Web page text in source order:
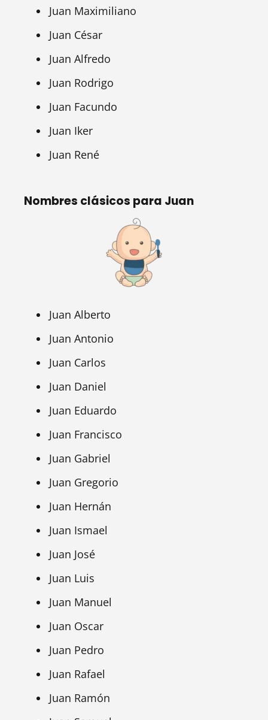
Juan Maximiliano
Juan César
Juan Alfredo
Juan Rodrigo
Juan Facundo
Juan Iker
Juan René
Nombres clásicos para Juan
Juan Alberto
Juan Antonio
Juan Carlos
Juan Daniel
Juan Eduardo
Juan Francisco
Juan Gabriel
Juan Gregorio
Juan Hernán
Juan Ismael
Juan José
Juan Luis
Juan Manuel
Juan Oscar
Juan Pedro
Juan Rafael
Juan Ramón